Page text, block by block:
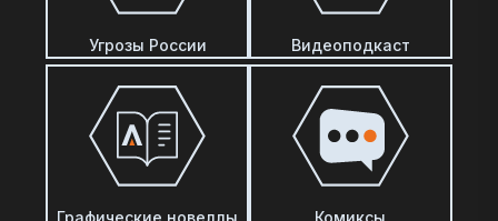
Угрозы России Видеоподкаст